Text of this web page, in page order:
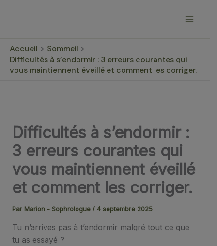
Accueil
Sommeil
Difficultés à s’endormir : 3 erreurs courantes qui
vous maintiennent éveillé et comment les corriger.
Difficultés à s’endormir :
3 erreurs courantes qui
vous maintiennent éveillé
et comment les corriger.
Par Marion - Sophrologue / 4 septembre 2025
Tu n’arrives pas à t’endormir malgré tout ce que
tu as essayé ?